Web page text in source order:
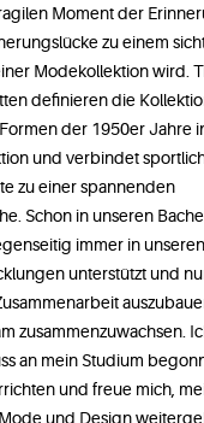
Moment der
zu einem
Modekollektion wird.
definieren die
der 1950er Jahre
und verbindet
zu einer spannenden
Schon in unseren
immer in unseren
unterstützt und
zusammenzuwachsen.
an mein Studium
und freue mich,
und Design